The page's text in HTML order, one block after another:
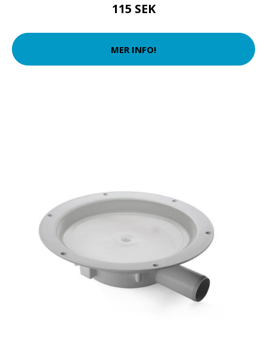
115 SEK
MER INFO!